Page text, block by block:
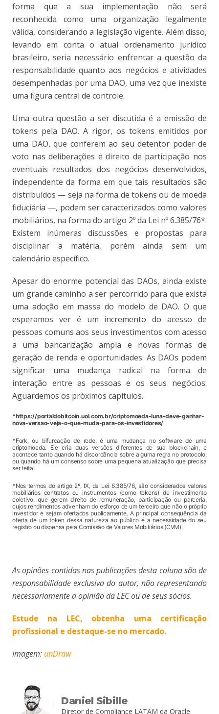
forma que a sua implementação não será
reconhecida como uma organização legalmente
válida, considerando a legislação vigente. Além disso,
levando em conta o atual ordenamento jurídico
brasileiro, seria necessário enfrentar a questão da
responsabilidade quanto aos negócios e atividades
desempenhadas por uma DAO, uma vez que inexiste
uma figura central de controle.
Uma outra questão a ser discutida é a emissão de
tokens pela DAO. A rigor, os tokens emitidos por
uma DAO, que conferem ao seu detentor poder de
voto nas deliberações e direito de participação nos
eventuais resultados dos negócios desenvolvidos,
independente da forma em que tais resultados são
distribuídos — seja na forma de tokens ou de moeda
fiduciária —, podem ser caracterizados como valores
mobiliários, na forma do artigo 2º da Lei nº 6.385/76*.
Existem inúmeras discussões e propostas para
disciplinar a matéria, porém ainda sem um
calendário específico.
Apesar do enorme potencial das DAOs, ainda existe
um grande caminho a ser percorrido para que exista
uma adoção em massa do modelo de DAO. O que
esperamos ver é um incremento do acesso de
pessoas comuns aos seus investimentos com acesso
a uma bancarização ampla e novas formas de
geração de renda e oportunidades. As DAOs podem
significar uma mudança radical na forma de
interação entre as pessoas e os seus negócios.
Aguardemos os próximos capítulos.
*https://portaldobitcoin.uol.com.br/criptomoeda-luna-deve-ganhar-
nova-versao-veja-o-que-muda-para-os-investidores/
*Fork, ou bifurcação de rede, é uma mudança no software de uma
criptomoeda. Ele cria duas versões diferentes de sua blockchain, e
acontece tanto quando há discordância sobre alguma regra no protocolo,
ou quando há um consenso sobre uma pequena atualização que precisa
ser feita.
*Nos termos do artigo 2º, IX, da Lei 6.385/76, são considerados valores
mobiliários contratos ou instrumentos (como tokens) de investimento
coletivo, que gerem direito de remuneração, participação ou parceria,
cujos rendimentos advenham do esforço de um terceiro que não o próprio
investidor e sejam ofertados publicamente. A principal consequência da
oferta de um token dessa natureza ao público é a necessidade do seu
registro ou dispensa pela Comissão de Valores Mobiliários (CVM).
As opinões contidas nas publicações desta coluna são de
responsabilidade exclusiva do autor, não representando
necessariamente a opinião da LEC ou de seus sócios.
Estude na LEC, obtenha uma certificação
profissional e destaque-se no mercado.
Imagem: unDraw
Daniel Sibille
Diretor de Compliance LATAM da Oracle